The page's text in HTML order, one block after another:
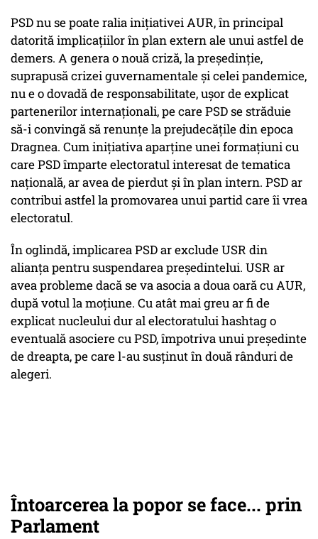
PSD nu se poate ralia inițiativei AUR, în principal
datorită implicațiilor în plan extern ale unui astfel de
demers. A genera o nouă criză, la președinție,
suprapusă crizei guvernamentale și celei pandemice,
nu e o dovadă de responsabilitate, ușor de explicat
partenerilor internaționali, pe care PSD se străduie
să-i convingă să renunțe la prejudecățile din epoca
Dragnea. Cum inițiativa aparține unei formațiuni cu
care PSD împarte electoratul interesat de tematica
națională, ar avea de pierdut și în plan intern. PSD ar
contribui astfel la promovarea unui partid care îi vrea
electoratul.
În oglindă, implicarea PSD ar exclude USR din
alianța pentru suspendarea președintelui. USR ar
avea probleme dacă se va asocia a doua oară cu AUR,
după votul la moțiune. Cu atât mai greu ar fi de
explicat nucleului dur al electoratului hashtag o
eventuală asociere cu PSD, împotriva unui președinte
de dreapta, pe care l-au susținut în două rânduri de
alegeri.
Întoarcerea la popor se face... prin
Parlament